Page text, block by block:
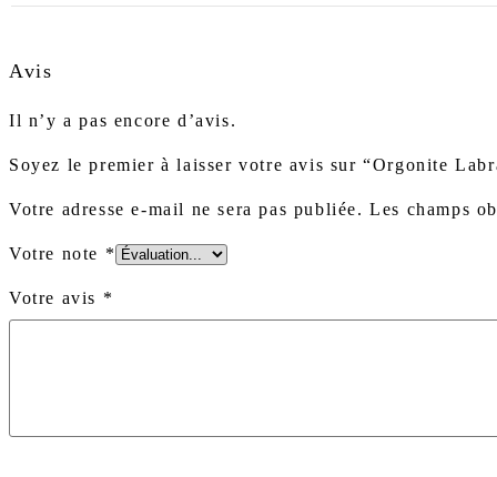
Avis
Il n’y a pas encore d’avis.
Soyez le premier à laisser votre avis sur “Orgonite
Votre adresse e-mail ne sera pas publiée. Les champs
Votre note *
Votre avis *